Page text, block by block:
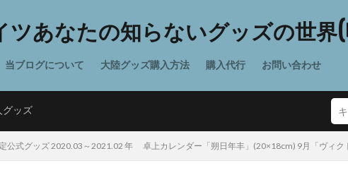
ツあなたの知らないグッズの世界
当ブログについて 大陸グッズ購入方法 購入代行 お問い合わせ
グッズ
公式グッズ 2020.03～2021.02 年 卓上カレンダー「朔日年丰」(20×18cm) 9月「ヴィ